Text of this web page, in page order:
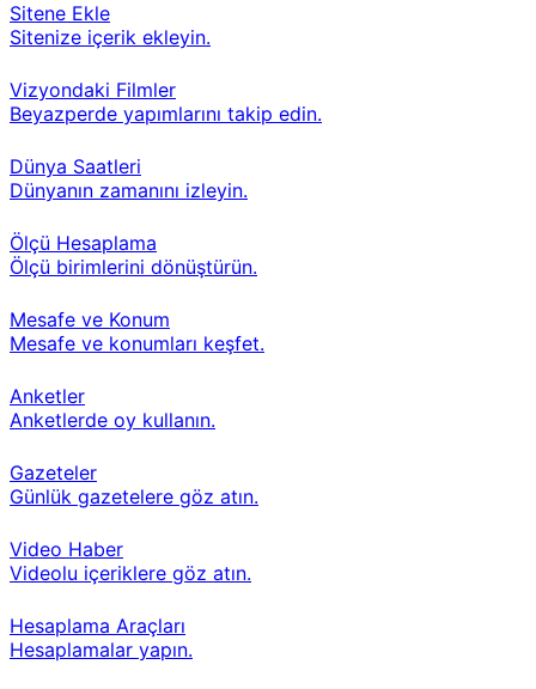
Sitene Ekle
Sitenize içerik ekleyin.
Vizyondaki Filmler
Beyazperde yapımlarını takip edin.
Dünya Saatleri
Dünyanın zamanını izleyin.
Ölçü Hesaplama
Ölçü birimlerini dönüştürün.
Mesafe ve Konum
Mesafe ve konumları keşfet.
Anketler
Anketlerde oy kullanın.
Gazeteler
Günlük gazetelere göz atın.
Video Haber
Videolu içeriklere göz atın.
Hesaplama Araçları
Hesaplamalar yapın.